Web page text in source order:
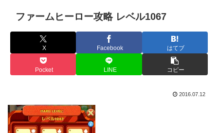
ファームヒーロー攻略 レベル1067
X Facebook はてブ
Pocket LINE コピー
2016.07.12